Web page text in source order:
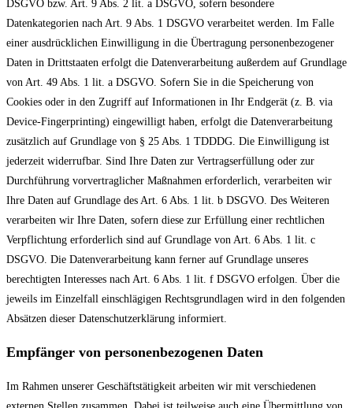
DSGVO bzw. Art. 9 Abs. 2 lit. a DSGVO, sofern besondere
Datenkategorien nach Art. 9 Abs. 1 DSGVO verarbeitet werden. Im Falle
einer ausdrücklichen Einwilligung in die Übertragung personenbezogener
Daten in Drittstaaten erfolgt die Datenverarbeitung außerdem auf Grundlage
von Art. 49 Abs. 1 lit. a DSGVO. Sofern Sie in die Speicherung von
Cookies oder in den Zugriff auf Informationen in Ihr Endgerät (z. B. via
Device-Fingerprinting) eingewilligt haben, erfolgt die Datenverarbeitung
zusätzlich auf Grundlage von § 25 Abs. 1 TDDDG. Die Einwilligung ist
jederzeit widerrufbar. Sind Ihre Daten zur Vertragserfüllung oder zur
Durchführung vorvertraglicher Maßnahmen erforderlich, verarbeiten wir
Ihre Daten auf Grundlage des Art. 6 Abs. 1 lit. b DSGVO. Des Weiteren
verarbeiten wir Ihre Daten, sofern diese zur Erfüllung einer rechtlichen
Verpflichtung erforderlich sind auf Grundlage von Art. 6 Abs. 1 lit. c
DSGVO. Die Datenverarbeitung kann ferner auf Grundlage unseres
berechtigten Interesses nach Art. 6 Abs. 1 lit. f DSGVO erfolgen. Über die
jeweils im Einzelfall einschlägigen Rechtsgrundlagen wird in den folgenden
Absätzen dieser Datenschutzerklärung informiert.
Empfänger von personenbezogenen Daten
Im Rahmen unserer Geschäftstätigkeit arbeiten wir mit verschiedenen